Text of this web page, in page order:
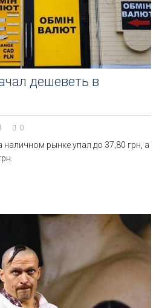
дешеветь в
0
наличном рынке упал до 37,80 грн, а